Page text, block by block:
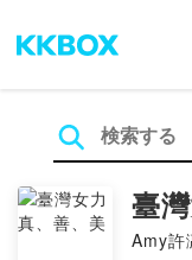
臺
Amy許